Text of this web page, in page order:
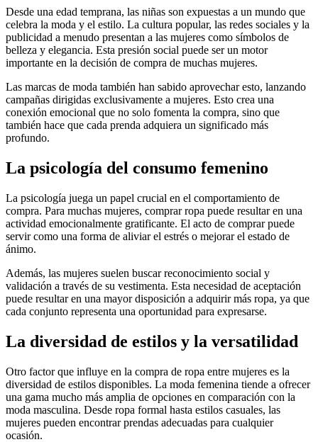
Desde una edad temprana, las niñas son expuestas a un mundo que
celebra la moda y el estilo. La cultura popular, las redes sociales y la
publicidad a menudo presentan a las mujeres como símbolos de
belleza y elegancia. Esta presión social puede ser un motor
importante en la decisión de compra de muchas mujeres.
Las marcas de moda también han sabido aprovechar esto, lanzando
campañas dirigidas exclusivamente a mujeres. Esto crea una
conexión emocional que no solo fomenta la compra, sino que
también hace que cada prenda adquiera un significado más
profundo.
La psicología del consumo femenino
La psicología juega un papel crucial en el comportamiento de
compra. Para muchas mujeres, comprar ropa puede resultar en una
actividad emocionalmente gratificante. El acto de comprar puede
servir como una forma de aliviar el estrés o mejorar el estado de
ánimo.
Además, las mujeres suelen buscar reconocimiento social y
validación a través de su vestimenta. Esta necesidad de aceptación
puede resultar en una mayor disposición a adquirir más ropa, ya que
cada conjunto representa una oportunidad para expresarse.
La diversidad de estilos y la versatilidad
Otro factor que influye en la compra de ropa entre mujeres es la
diversidad de estilos disponibles. La moda femenina tiende a ofrecer
una gama mucho más amplia de opciones en comparación con la
moda masculina. Desde ropa formal hasta estilos casuales, las
mujeres pueden encontrar prendas adecuadas para cualquier
ocasión.